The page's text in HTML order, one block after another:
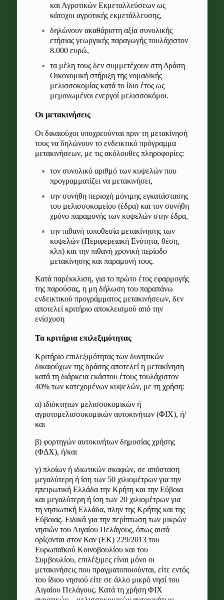
και Αγροτικών Εκμεταλλεύσεων ως
κάτοχοι αγροτικής εκμετάλλευσης,
δηλώνουν ακαθάριστη αξία συνολικής
ετήσιας γεωργικής παραγωγής τουλάχιστον
8.000 ευρώ,
τα μέλη τους δεν συμμετέχουν στη Δράση
Οικονομική στήριξη της νομαδικής
μελισσοκομίας κατά το ίδιο έτος ως
μεμονωμένοι ενεργοί μελισσοκόμοι.
Οι μετακινήσεις
Οι δικαιούχοι υποχρεούνται πριν τη μετακίνησή
τους να δηλώνουν το ενδεικτικό πρόγραμμα
μετακινήσεων, με τις ακόλουθες πληροφορίες:
τον συνολικό αριθμό των κυψελών που
προγραμματίζει να μετακινήσει,
την συνήθη περιοχή μόνιμης εγκατάστασης
του μελισσοκομείου (έδρα) και τον συνήθη
χρόνο παραμονής των κυψελών στην έδρα,
την πιθανή τοποθεσία μετακίνησης των
κυψελών (Περιφερειακή Ενότητα, θέση,
κλπ) και την πιθανή χρονική περίοδο
μετακίνησης και παραμονή τους.
Κατά παρέκκλιση, για το πρώτο έτος εφαρμογής
της παρούσας, η μη δήλωση του παραπάνω
ενδεικτικού προγράμματος μετακινήσεων, δεν
αποτελεί κριτήριο αποκλεισμού από την
ενίσχυση
Τα κριτήρια επιλεξιμότητας
Κριτήριο επιλεξιμότητας των δυνητικών
δικαιούχων της δράσης αποτελεί η μετακίνηση
κατά τη διάρκεια εκάστου έτους τουλάχιστον
40% των κατεχομένων κυψελών, με τη χρήση:
α) ιδιόκτητων μελισσοκομικών ή
αγροτομελισσοκομικών αυτοκινήτων (ΦΙΧ), ή/
και
β) φορτηγών αυτοκινήτων δημοσίας χρήσης
(ΦΔΧ), ή/και
γ) πλοίων ή ιδιωτικών σκαφών, σε απόσταση
μεγαλύτερη ή ίση των 50 χιλιομέτρων για την
ηπειρωτική Ελλάδα την Κρήτη και την Εύβοια
και μεγαλύτερη ή ίση των 20 χιλιομέτρων για
τη νησιωτική Ελλάδα, πλην της Κρήτης και της
Εύβοιας. Ειδικά για την περίπτωση των μικρών
νησιών του Αιγαίου Πελάγους, όπως αυτά
ορίζονται στον Καν (ΕΚ) 229/2013 του
Ευρωπαϊκού Κοινοβουλίου και του
Συμβουλίου, επιλέξιμες είναι μόνο οι
μετακινήσεις που πραγματοποιούνται, είτε εντός
του ίδιου νησιού είτε σε άλλο μικρό νησί του
Αιγαίου Πελάγους. Κατά τη χρήση ΦΙΧ